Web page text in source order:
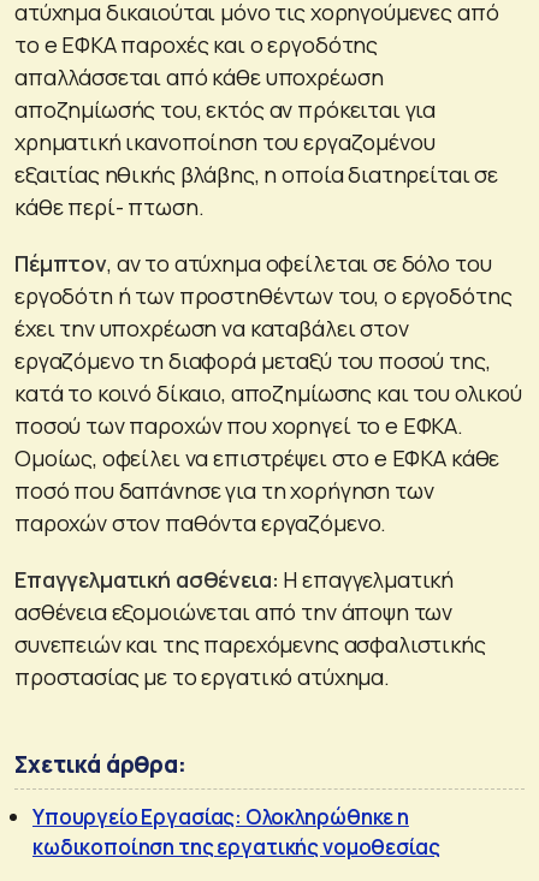
ατύχημα δικαιούται μόνο τις χορηγούμενες από
το e ΕΦΚΑ παροχές και ο εργοδότης
απαλλάσσεται από κάθε υποχρέωση
αποζημίωσής του, εκτός αν πρόκειται για
χρηματική ικανοποίηση του εργαζομένου
εξαιτίας ηθικής βλάβης, η οποία διατηρείται σε
κάθε περί- πτωση.
Πέμπτον, αν το ατύχημα οφείλεται σε δόλο του
εργοδότη ή των προστηθέντων του, ο εργοδότης
έχει την υποχρέωση να καταβάλει στον
εργαζόμενο τη διαφορά μεταξύ του ποσού της,
κατά το κοινό δίκαιο, αποζημίωσης και του ολικού
ποσού των παροχών που χορηγεί το e ΕΦΚΑ.
Ομοίως, οφείλει να επιστρέψει στο e ΕΦΚΑ κάθε
ποσό που δαπάνησε για τη χορήγηση των
παροχών στον παθόντα εργαζόμενο.
Επαγγελματική ασθένεια: Η επαγγελματική
ασθένεια εξομοιώνεται από την άποψη των
συνεπειών και της παρεχόμενης ασφαλιστικής
προστασίας με το εργατικό ατύχημα.
Σχετικά άρθρα:
Υπουργείο Εργασίας: Ολοκληρώθηκε η
κωδικοποίηση της εργατικής νομοθεσίας